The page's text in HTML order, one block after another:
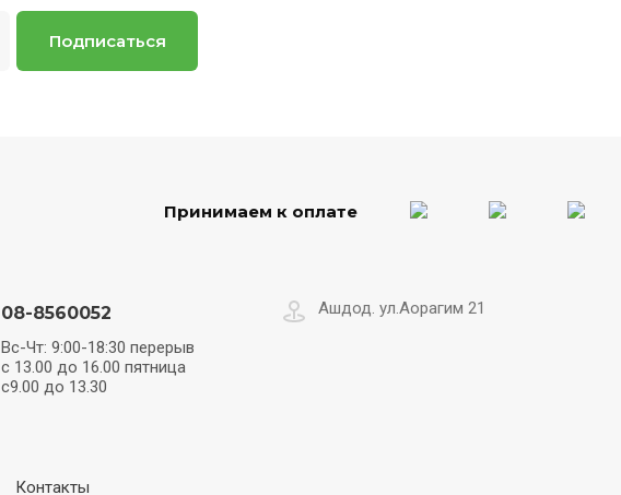
Подписаться
Принимаем к оплате
08-8560052
Вс-Чт: 9:00-18:30 перерыв
с 13.00 до 16.00 пятница
с9.00 до 13.30
Ашдод. ул.Аорагим 21
Контакты